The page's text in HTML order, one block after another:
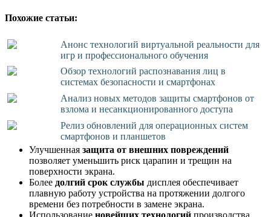
Похожие статьи:
Анонс технологий виртуальной реальности для
игр и профессионального обучения
Обзор технологий распознавания лиц в
системах безопасности и смартфонах
Анализ новых методов защиты смартфонов от
взлома и несанкционированного доступа
Релиз обновлений для операционных систем
смартфонов и планшетов
Улучшенная защита от внешних повреждений
позволяет уменьшить риск царапин и трещин на
поверхности экрана.
Более долгий срок службы дисплея обеспечивает
плавную работу устройства на протяжении долгого
времени без потребности в замене экрана.
Использование новейших технологий производства